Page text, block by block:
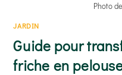
Photo
JARDIN
Guide pour
friche en